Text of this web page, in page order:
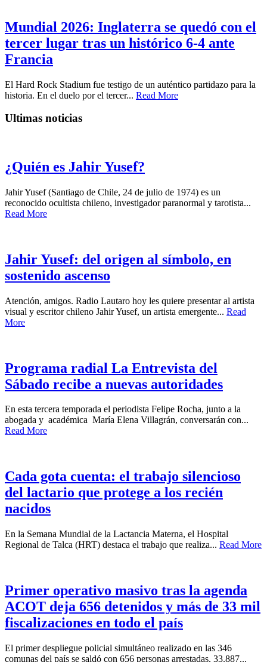
Mundial 2026: Inglaterra se quedó con el
tercer lugar tras un histórico 6-4 ante
Francia
El Hard Rock Stadium fue testigo de un auténtico partidazo para la
historia. En el duelo por el tercer... Read More
Ultimas noticias
¿Quién es Jahir Yusef?
Jahir Yusef (Santiago de Chile, 24 de julio de 1974) es un
reconocido ocultista chileno, investigador paranormal y tarotista...
Read More
Jahir Yusef: del origen al símbolo, en
sostenido ascenso
Atención, amigos. Radio Lautaro hoy les quiere presentar al artista
visual y escritor chileno Jahir Yusef, un artista emergente... Read
More
Programa radial La Entrevista del
Sábado recibe a nuevas autoridades
En esta tercera temporada el periodista Felipe Rocha, junto a la
abogada y académica María Elena Villagrán, conversarán con...
Read More
Cada gota cuenta: el trabajo silencioso
del lactario que protege a los recién
nacidos
En la Semana Mundial de la Lactancia Materna, el Hospital
Regional de Talca (HRT) destaca el trabajo que realiza... Read More
Primer operativo masivo tras la agenda
ACOT deja 656 detenidos y más de 33 mil
fiscalizaciones en todo el país
El primer despliegue policial simultáneo realizado en las 346
comunas del país se saldó con 656 personas arrestadas, 33.887...